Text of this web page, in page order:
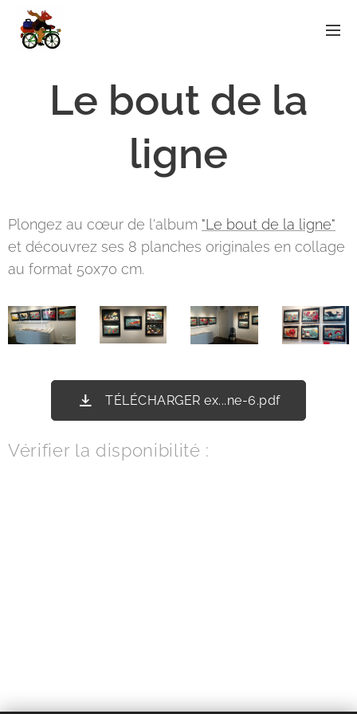
Le bout de la
ligne
Plongez au cœur de l'album "Le bout de la ligne"
et découvrez ses 8 planches originales en collage
au format 50x70 cm.
TÉLÉCHARGER ex...ne-6.pdf
Vérifier la disponibilité :